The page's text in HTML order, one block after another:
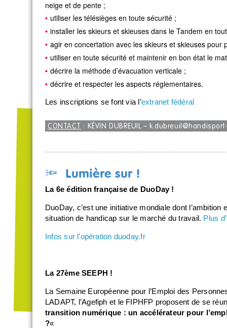
neige et de pente ;
utiliser les télésièges en toute sécurité ;
installer les skieurs et skieuses dans le Tandem en
agir en concertation avec les skieurs et skieuses
utiliser en toute sécurité et maintenir en bon état le
décrire la méthode d’évacuation verticale ;
décrire et respecter les aspects réglementaires.
Les inscriptions se font via l’extranet fédéral
CONTACT : KÉVIN DUBREUIL –
🔦 Lumière sur !
La 6e édition française de DuoDay !
DuoDay, c’est une initiative mondiale dont
situation de handicap sur le marché du travail. Plus
Infos sur l’opération duoday.fr
La 27ème SEEPH !
La Semaine Européenne pour l’Emploi des
LADAPT, l’Agefiph et le FIPHFP proposent de se
transition numérique : un accélérateur pour
?«